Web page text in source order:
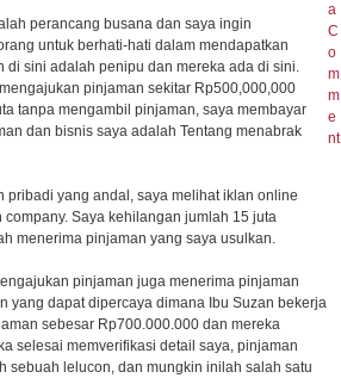
perancang busana dan saya ingin
untuk berhati-hati dalam mendapatkan
sini adalah penipu dan mereka ada di sini.
pinjaman sekitar Rp500,000,000
tanpa mengambil pinjaman, saya membayar
dan bisnis saya adalah Tentang menabrak
yang andal, saya melihat iklan online
Saya kehilangan jumlah 15 juta
menerima pinjaman yang saya usulkan.
pinjaman juga menerima pinjaman
yang dapat dipercaya dimana Ibu Suzan bekerja
sebesar Rp700.000.000 dan mereka
selesai memverifikasi detail saya, pinjaman
sebuah lelucon, dan mungkin inilah salah satu
a
C
o
m
m
e
nt